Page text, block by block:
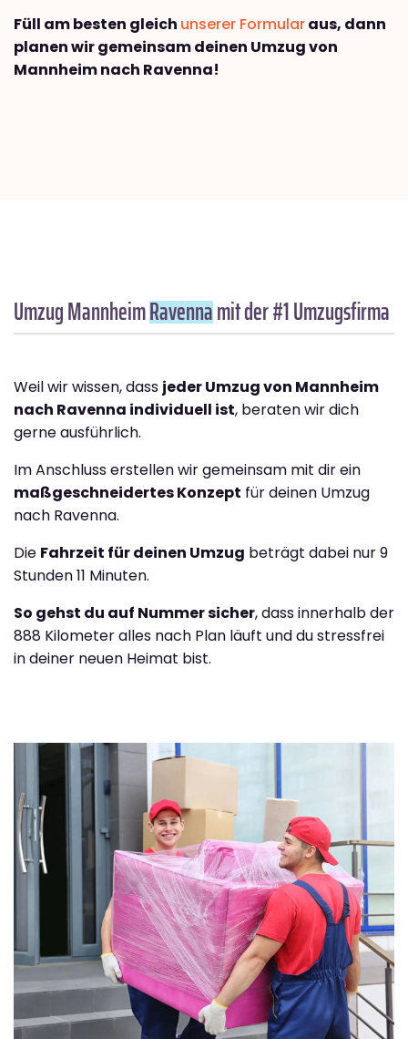
Füll am besten gleich unserer Formularaus, dann
planen wir gemeinsam deinen Umzug von
Mannheim nach Ravenna!
Umzug MannheimRavennamit der #1 Umzugsfirma
Weil wir wissen, dass jeder Umzug von Mannheim
nach Ravenna individuell ist, beraten wir dich
gerne ausführlich.
Im Anschluss erstellen wir gemeinsam mit dir ein
maßgeschneidertes Konzept für deinen Umzug
nach Ravenna.
Die Fahrzeit für deinen Umzug beträgt dabei nur 9
Stunden 11 Minuten.
So gehst du auf Nummer sicher, dass innerhalb der
888 Kilometer alles nach Plan läuft und du stressfrei
in deiner neuen Heimat bist.